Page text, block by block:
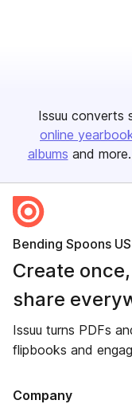
Issuu converts
online
albums and
Bending Spoons
Create once,
share
Issuu turns PDFs
flipbooks and
Company